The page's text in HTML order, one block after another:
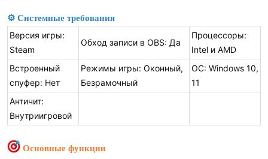
⚙ Системные требования
Версия игры:
Steam
Обход записи в OBS: Да
Процессоры:
Intel и AMD
Встроенный
спуфер: Нет
Режимы игры: Оконный,
Безрамочный
ОС: Windows 10,
11
Античит:
Внутриигровой
Основные функции